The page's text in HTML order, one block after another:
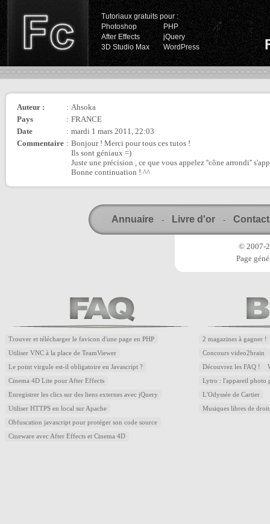
Tutoriaux gratuits pour :
Photoshop
PHP
After Effects
jQuery
3D Studio Max
WordPress
Auteur : : Ahsoka
Pays
: FRANCE
Date
: mardi 1 mars 2011, 22:03
Commentaire : Bonjour ! Merci pour tous ces tutos !
Ils sont géniaux =)
Juste une précision , ce que vous appelez ''cône arrondi''
Bonne continuation ! ^^
Annuaire - Livre d'or - Contact
© 2007-
Page
Trouver et télécharger le favicon d'une page en PHP
Utiliser VNC à la place de TeamViewer
Le point virgule est-il obligatoire en Javascript ?
Cinema 4D Lite pour After Effects
Enregistrer les clics sur des liens externes avec jQuery
Utiliser HTTPS en local sur Apache
Obfuscation javascript pour protéger son code source
Cineware avec After Effects et Cinema 4D
2 magazines à gagner !
Concours video2brain
Découvrez les FAQ !
Lytro : l'appareil photo
L'Odyssée de Cartier
Musiques libres de